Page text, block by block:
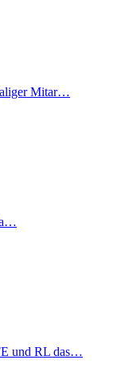
Mitar…
und RL das…